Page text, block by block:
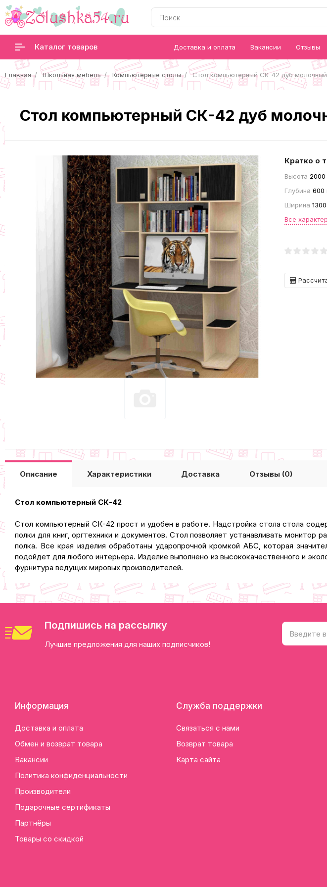
Каталог товаров Доставка и оплата Вакансии Отзывы
Главная Школьная мебель Компьютерные столы Cтол компьютерный СК-42 дуб
Cтол компьютерный СК-42 дуб
Кратко о
Высота
Глубина 600
Ширина
Все
Описание Характеристики Доставка Отзывы (0)
Cтол компьютерный СК-42
Стол компьютерный СК-42 прост и удобен в работе. Надстройка стола стола
полки для книг, оргтехники и документов. Стол позволяет устанавливать
полка. Все края изделия обработаны ударопрочной кромкой АБС, которая
подойдет для любого интерьера. Изделие выполнено из высококачественного и
фурнитура ведущих мировых производителей.
Подпишись на рассылку
Лучшие предложения для наших подписчиков!
Информация
Доставка и оплата
Обмен и возврат товара
Вакансии
Политика конфиденциальности
Производители
Подарочные сертификаты
Партнёры
Товары со скидкой
Служба поддержки
Связаться с нами
Возврат товара
Карта сайта